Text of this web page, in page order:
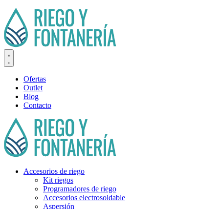
Ofertas
Outlet
Blog
Contacto
Accesorios de riego
Kit riegos
Programadores de riego
Accesorios electrosoldable
Aspersión